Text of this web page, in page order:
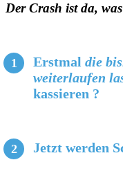
Der Crash ist da,
Erstmal die
weiterlaufen
kassieren ?
Jetzt werden